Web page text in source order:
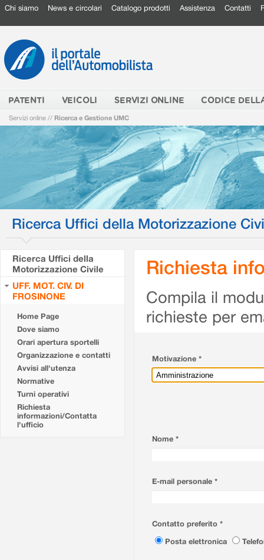
Chi siamo News e circolari Catalogo prodotti Assistenza Contatti
PATENTI VEICOLI SERVIZI ONLINE CODICE
Servizi online // Ricerca e Gestione UMC
Ricerca Uffici della Motorizzazione
Ricerca Uffici della
Motorizzazione Civile
UFF. MOT. CIV. DI
FROSINONE
Home Page
Dove siamo
Orari apertura sportelli
Organizzazione e contatti
Avvisi all'utenza
Normative
Turni operativi
Richiesta
informazioni/Contatta
l'ufficio
Richiesta
Compila il
richieste per
Motivazione *
Nome *
E-mail personale *
Contatto preferito *
Posta elettronica